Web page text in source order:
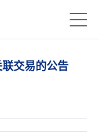
交易的公告